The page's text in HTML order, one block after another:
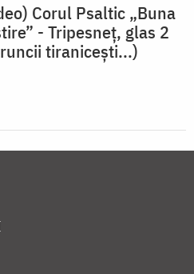
Corul Psaltic „Buna
- Tripesneț, glas 2
tiranicești...)